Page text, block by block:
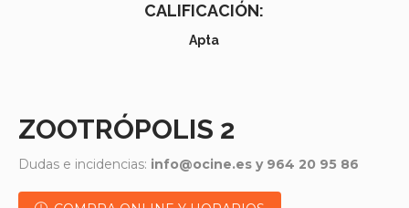
CALIFICACIÓN:
Apta
ZOOTRÓPOLIS 2
Dudas e incidencias: info@ocine.es y 964 20 95 86